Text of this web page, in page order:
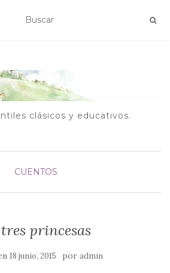
clásicos y educativos.
CUENTOS
princesas
18 junio, 2015 por admin